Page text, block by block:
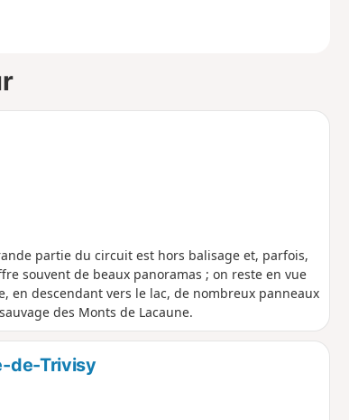
partie du circuit est hors balisage et, parfois,
souvent de beaux panoramas ; on reste en vue
en descendant vers le lac, de nombreux panneaux
des Monts de Lacaune.
de-Trivisy